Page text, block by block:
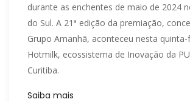
durante as enchentes de maio de 2024
do Sul. A 21ª edição da premiação,
Grupo Amanhã, aconteceu nesta
Hotmilk, ecossistema de Inovação da
Curitiba.
Saiba mais